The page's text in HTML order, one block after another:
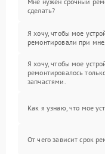
сделать?
Я хочу, чтобы мое
ремонтировали при мне.
Я хочу, чтобы мое
ремонтировалось
запчастями.
Как я узнаю, что мое
От чего зависит срок